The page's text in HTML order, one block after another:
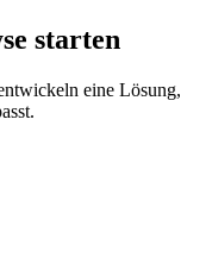
starten
eine Lösung,